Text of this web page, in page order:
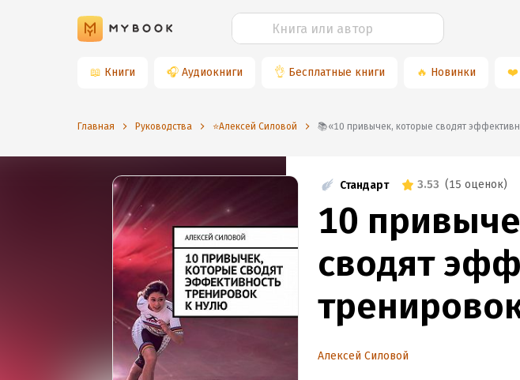
📖 Книги 🎧 Аудиокниги 👌 Бесплатные книги 🔥 Новинки ❤️
Главная Руководства ⭐️Алексей Силовой 📚«10 привычек, которые сводят
Стандарт 3.53 (15 оценок)
10
сводят
Алексей Силовой